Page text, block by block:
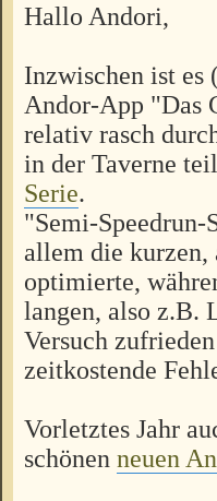
Hallo Andori,
Inzwischen ist es
Andor-App "Das
relativ rasch
in der Taverne
Serie.
"Semi-
allem die
optimierte,
langen, also z.B.
Versuch
zeitkostende
Vorletztes Jahr
schönen neuen